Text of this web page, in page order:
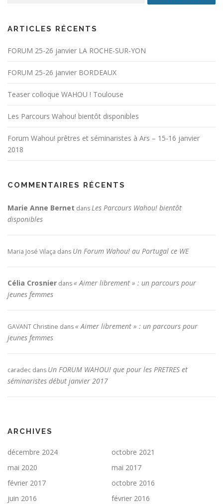
ARTICLES RÉCENTS
FORUM 25-26 janvier LA ROCHE-SUR-YON
FORUM 25-26 janvier BORDEAUX
Teaser colloque WAHOU ! Toulouse
Les Parcours Wahou! bientôt disponibles
Forum Wahou! prêtres et séminaristes à Ars – 15-16 janvier
2018
COMMENTAIRES RÉCENTS
Marie Anne Bernet dansLes Parcours Wahou! bientôt
disponibles
Maria José Vilaça dans Un Forum Wahou! au Portugal ce WE
Célia Crosnier dans« Aimer librement » : un parcours pour
jeunes femmes
GAVANT Christine dans« Aimer librement » : un parcours pour
jeunes femmes
caradec dans Un FORUM WAHOU! que pour les PRETRES et
séminaristes début janvier 2017
ARCHIVES
décembre 2024
octobre 2021
mai 2020
mai 2017
février 2017
octobre 2016
juin 2016
février 2016